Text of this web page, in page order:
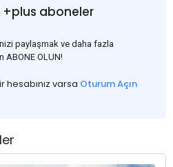
+plus aboneler
paylaşmak ve daha fazla
ABONE OLUN!
hesabınız varsa Oturum Açın